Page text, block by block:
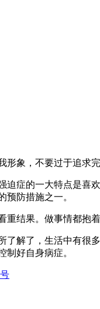
象，不要过于追求完
的一大特点是喜欢
预防措施之一。
果。做事情都抱着
了，生活中有很多
制好自身病症。